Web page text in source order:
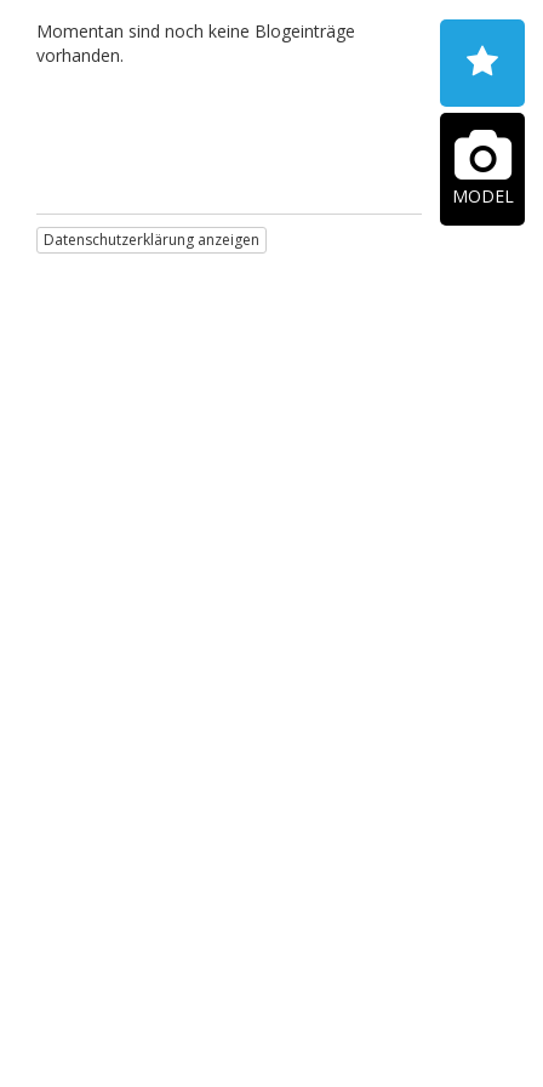
Momentan sind noch keine Blogeinträge
vorhanden.
Datenschutzerklärung anzeigen
MODEL